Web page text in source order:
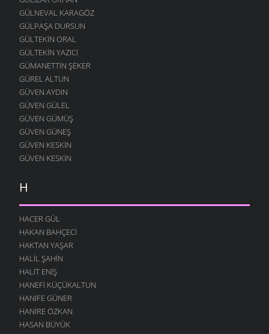
GÜLNEVAL KARAGÖZ
GÜLPAŞA DURSUN
GÜLTEKIN ORAL
GÜLTEKIN YAZICI
GÜMANETTIN ŞEKER
GÜREL ALTUN
GÜVEN AYDIN
GÜVEN GÜLEL
GÜVEN GÜMÜŞ
GÜVEN GÜNEŞ
GÜVEN KESKIN
GÜVEN KESKIN
H
HACER GÜL
HAKAN BAHÇECI
HAKTAN YAŞAR
HALIL ŞAHIN
HALIT ENIŞ
HANEFI KÜÇÜKALTUN
HANIFE GÜNER
HANIRE ÖZKAN
HASAN BÜYÜK